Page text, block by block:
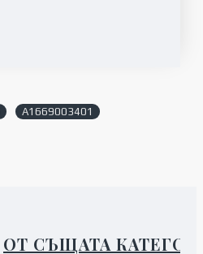
A1669003401
ОТ СЪЩАТА